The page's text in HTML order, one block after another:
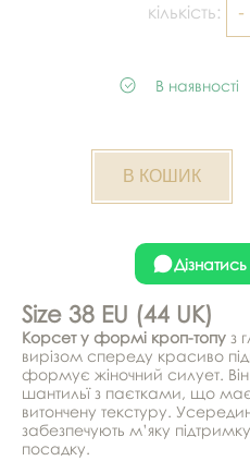
кількість:
В наявності
Size 38 EU (44 UK)
Корсет у формі кроп-топу з
вирізом спереду красиво
формує жіночний силует.
шантильї з паєтками, що має
витончену текстуру.
забезпечують м’яку
посадку.